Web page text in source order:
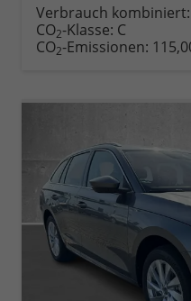
Verbrauch kombiniert:
CO2-Klasse: C
CO2-Emissionen: